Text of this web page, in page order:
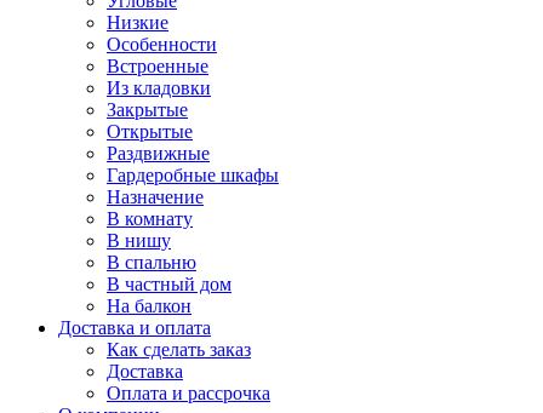
Низкие
Особенности
Встроенные
Из кладовки
Закрытые
Открытые
Раздвижные
Гардеробные шкафы
Назначение
В комнату
В нишу
В спальню
В частный дом
На балкон
Доставка и оплата
Как сделать заказ
Доставка
Оплата и рассрочка